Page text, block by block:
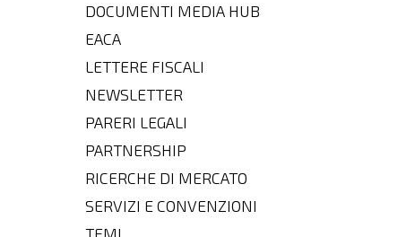
DOCUMENTI MEDIA HUB
EACA
LETTERE FISCALI
NEWSLETTER
PARERI LEGALI
PARTNERSHIP
RICERCHE DI MERCATO
SERVIZI E CONVENZIONI